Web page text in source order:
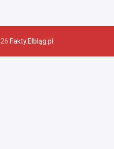
Fakty.Elbląg.pl